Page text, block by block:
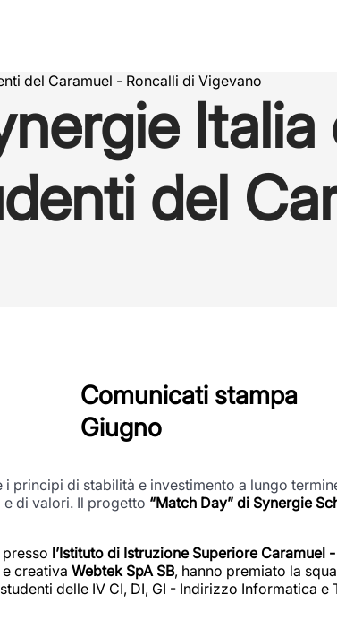
del Caramuel - Roncalli di Vigevano
del
Comunicati stampa
Giugno
principi di stabilità e investimento a lungo
di valori. Il progetto “Match Day” di Synergie
presso l’Istituto di Istruzione Superiore Caramuel
creativa Webtek SpA SB, hanno premiato la
delle IV CI, DI, GI - Indirizzo Informatica e